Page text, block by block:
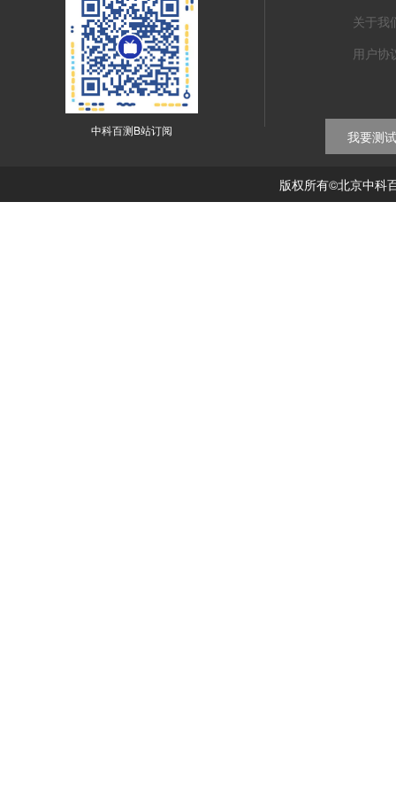
中科百测B站订阅
关于我
用户协
我要测试
版权所有©北京中科